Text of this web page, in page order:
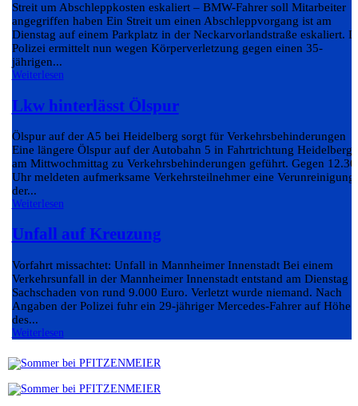
Streit um Abschleppkosten eskaliert – BMW-Fahrer soll Mitarbeiter
angegriffen haben Ein Streit um einen Abschleppvorgang ist am
Dienstag auf einem Parkplatz in der Neckarvorlandstraße eskaliert.
Polizei ermittelt nun wegen Körperverletzung gegen einen 35-
jährigen...
Weiterlesen
Lkw hinterlässt Ölspur
Ölspur auf der A5 bei Heidelberg sorgt für Verkehrsbehinderungen
Eine längere Ölspur auf der Autobahn 5 in Fahrtrichtung Heidelberg
am Mittwochmittag zu Verkehrsbehinderungen geführt. Gegen 12.30
Uhr meldeten aufmerksame Verkehrsteilnehmer eine Verunreinigung
der...
Weiterlesen
Unfall auf Kreuzung
Vorfahrt missachtet: Unfall in Mannheimer Innenstadt Bei einem
Verkehrsunfall in der Mannheimer Innenstadt entstand am Dienstag
Sachschaden von rund 9.000 Euro. Verletzt wurde niemand. Nach
Angaben der Polizei fuhr ein 29-jähriger Mercedes-Fahrer auf Höhe
des...
Weiterlesen